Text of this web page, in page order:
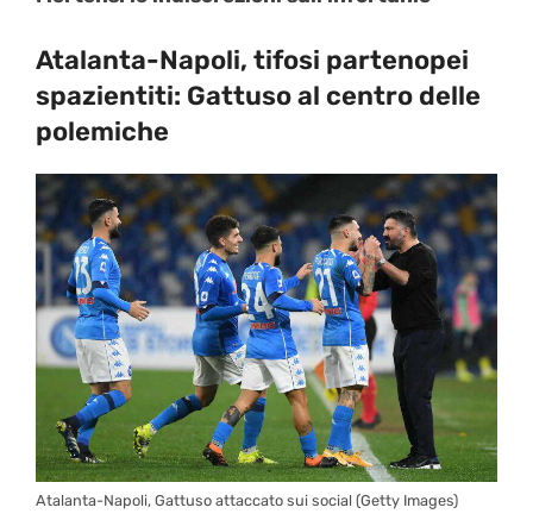
Atalanta-Napoli, tifosi partenopei
spazientiti: Gattuso al centro delle
polemiche
Atalanta-Napoli, Gattuso attaccato sui social (Getty Images)